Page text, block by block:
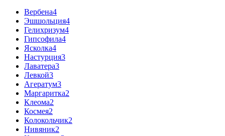
Вербена4
Эшшольция4
Гелихризум4
Гипсофила4
Ясколка4
Настурция3
Лаватера3
Левкой3
Агератум3
Маргаритка2
Клеома2
Космея2
Колокольчик2
Нивяник2